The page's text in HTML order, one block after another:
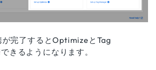
完了するとOptimizeとTag
きるようになります。